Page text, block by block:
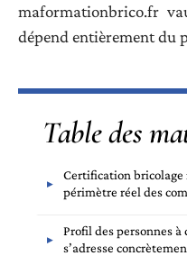
maformationbrico.fr
dépend entièrement du
Table des
Certification bricolage
périmètre réel des
Profil des personnes
s’adresse